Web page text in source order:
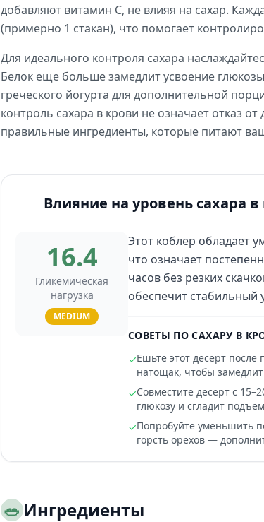
добавляют витамин С, не влияя на сахар.
(примерно 1 стакан), что помогает
Для идеального контроля сахара
Белок еще больше замедлит усвоение
греческого йогурта для дополнительной
контроль сахара в крови не означает отказ
правильные ингредиенты, которые питают
Влияние на уровень сахара в
16.4
Гликемическая
нагрузка
MEDIUM
Этот коблер обладает
что означает
часов без резких
обеспечит стабильный
СОВЕТЫ ПО САХАРУ В
✓Ешьте этот десерт
натощак, чтобы
✓Совместите десерт с
глюкозу и сгладит
✓Попробуйте уменьшить
горсть орехов —
🥗Ингредиенты